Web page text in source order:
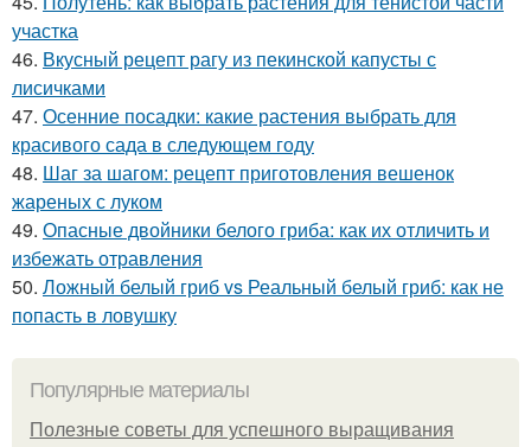
участка
46. Вкусный рецепт рагу из пекинской капусты с
лисичками
47. Осенние посадки: какие растения выбрать для
красивого сада в следующем году
48. Шаг за шагом: рецепт приготовления вешенок
жареных с луком
49. Опасные двойники белого гриба: как их отличить и
избежать отравления
50. Ложный белый гриб vs Реальный белый гриб: как не
попасть в ловушку
Популярные материалы
Полезные советы для успешного выращивания